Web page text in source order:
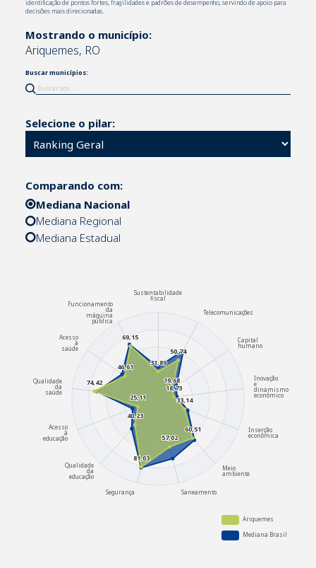
identificação de pontos fortes, fragilidades e padrões de desempenho, servindo de apoio para
decisões mais direcionadas.
Mostrando o município:
Ariquemes, RO
Buscar municípios:
Selecione o pilar:
Comparando com:
Mediana Nacional
Mediana Regional
Mediana Estadual